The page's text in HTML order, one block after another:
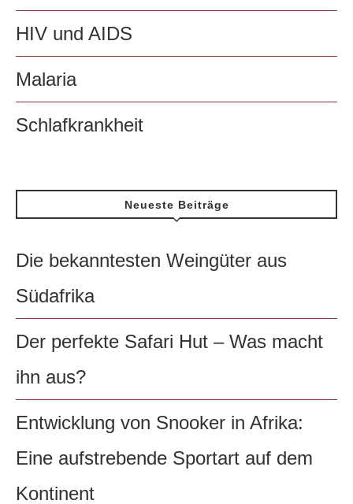
HIV und AIDS
Malaria
Schlafkrankheit
Neueste Beiträge
Die bekanntesten Weingüter aus
Südafrika
Der perfekte Safari Hut – Was macht
ihn aus?
Entwicklung von Snooker in Afrika:
Eine aufstrebende Sportart auf dem
Kontinent